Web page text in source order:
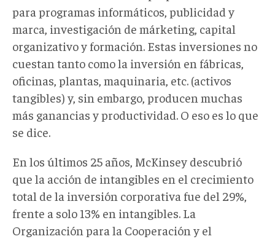
para programas informáticos, publicidad y
marca, investigación de márketing, capital
organizativo y formación. Estas inversiones no
cuestan tanto como la inversión en fábricas,
oficinas, plantas, maquinaria, etc. (activos
tangibles) y, sin embargo, producen muchas
más ganancias y productividad. O eso es lo que
se dice.
En los últimos 25 años, McKinsey descubrió
que la acción de intangibles en el crecimiento
total de la inversión corporativa fue del 29%,
frente a solo 13% en intangibles. La
Organización para la Cooperación y el